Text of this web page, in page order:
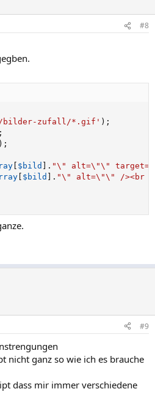
#8
bilder-zufall/*.gif' ) ;
;
) ;
[ $bild ] . "\" alt=\"\"
[ $bild ] . "\" alt=\"\" /><br /
#9
nicht ganz so wie ich es brauche
dass mir immer verschiedene